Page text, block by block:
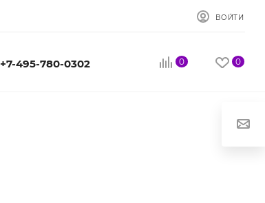
ВОЙТИ
+7-495-780-0302 0 0